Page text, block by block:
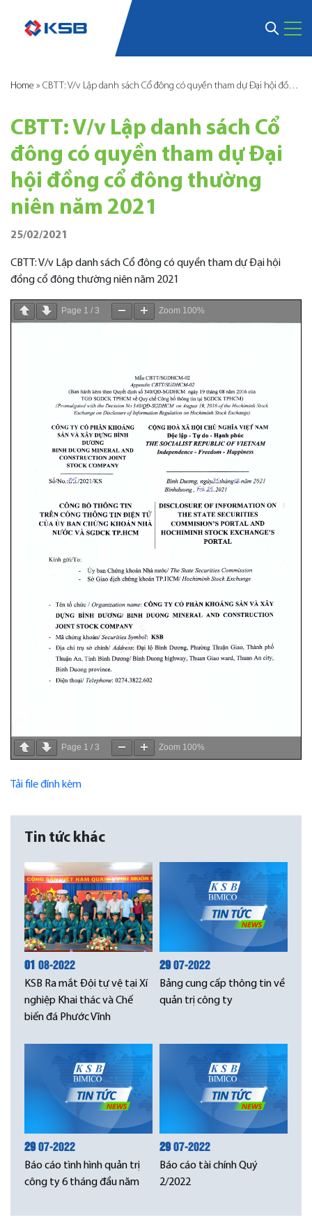
Home » CBTT: V/v Lập danh sách Cổ đông có quyền tham dự Đại hội đồng cổ đông thường niên năm 2021
CBTT: V/v Lập danh sách Cổ
đông có quyền tham dự Đại
hội đồng cổ đông thường
niên năm 2021
25/02/2021
CBTT: V/v Lập danh sách Cổ đông có quyền tham dự Đại hội
đồng cổ đông thường niên năm 2021
Page 1 / 3 Zoom 100%
Page 1 / 3 Zoom 100%
Tải file đính kèm
Tin tức khác
01 08-2022
KSB Ra mắt Đội tự vệ tại Xí
nghiệp Khai thác và Chế
biến đá Phước Vĩnh
2907-2022
Bảng cung cấp thông tin về
quản trị công ty
2907-2022
Báo cáo tình hình quản trị
công ty 6 tháng đầu năm
2907-2022
Báo cáo tài chính Quý
2/2022